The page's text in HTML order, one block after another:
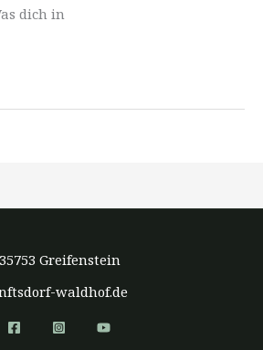
dich in
Greifenstein
waldhof.de